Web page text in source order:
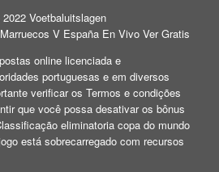
Voetbaluitslagen
V España En Vivo Ver Gratis
online licenciada e
portuguesas e em diversos
verificar os Termos e condições
que você possa desativar os bônus
eliminatoria copa do mundo
está sobrecarregado com recursos